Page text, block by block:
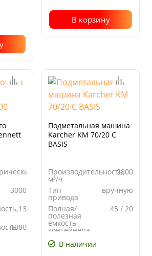
В корзину
3000
13
1080
Подметальная машина
Karcher KM 70/20 C
BASIS
Производительность,
м³/ч
2800
Тип
привода
вручную
Полная/
полезная
емкость
контейнера,
45 / 20
Рабочая
В наличии